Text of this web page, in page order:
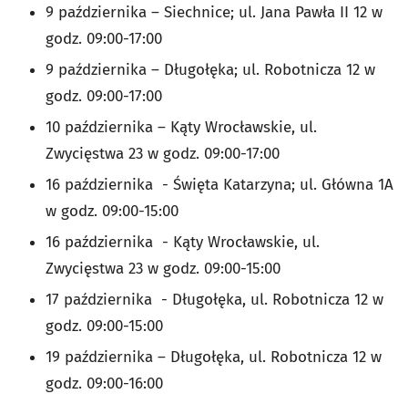
9 października – Siechnice; ul. Jana Pawła II 12 w
godz. 09:00-17:00
9 października – Długołęka; ul. Robotnicza 12 w
godz. 09:00-17:00
10 października – Kąty Wrocławskie, ul.
Zwycięstwa 23 w godz. 09:00-17:00
16 października - Święta Katarzyna; ul. Główna 1A
w godz. 09:00-15:00
16 października - Kąty Wrocławskie, ul.
Zwycięstwa 23 w godz. 09:00-15:00
17 października - Długołęka, ul. Robotnicza 12 w
godz. 09:00-15:00
19 października – Długołęka, ul. Robotnicza 12 w
godz. 09:00-16:00